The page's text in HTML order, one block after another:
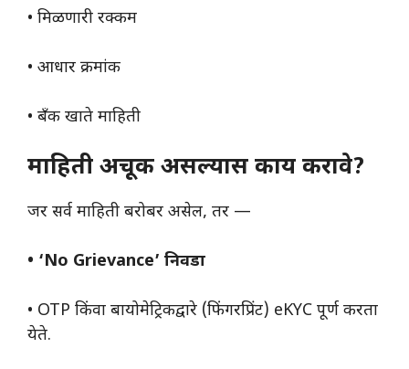
• मिळणारी रक्कम
• आधार क्रमांक
• बँक खाते माहिती
माहिती अचूक असल्यास काय करावे?
जर सर्व माहिती बरोबर असेल, तर —
• ‘No Grievance’ निवडा
• OTP किंवा बायोमेट्रिकद्वारे (फिंगरप्रिंट) eKYC पूर्ण करता
येते.